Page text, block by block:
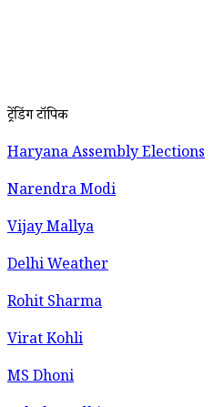
ट्रेंडिंग टॉपिक
Haryana Assembly Elections
Narendra Modi
Vijay Mallya
Delhi Weather
Rohit Sharma
Virat Kohli
MS Dhoni